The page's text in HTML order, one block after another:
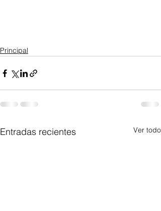
Principal
Entradas recientes Ver todo